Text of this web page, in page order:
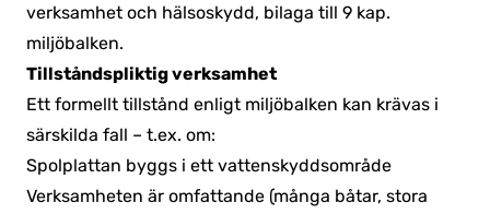
verksamhet och hälsoskydd, bilaga till 9 kap.
miljöbalken.
Tillståndspliktig verksamhet
Ett formellt tillstånd enligt miljöbalken kan krävas i
särskilda fall – t.ex. om:
Spolplattan byggs i ett vattenskyddsområde
Verksamheten är omfattande (många båtar, stora